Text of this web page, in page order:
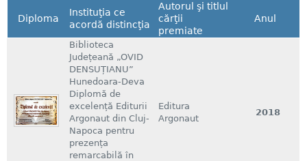
Diploma
Instituţia ce
acordă distincţia
Autorul şi titlul
cărţii
premiate
Anul
Biblioteca
Județeană „OVID
DENSUȚIANU”
Hunedoara-Deva
Diplomă de
excelență Editurii
Argonaut din Cluj-
Napoca pentru
prezența
remarcabilă în
Editura
Argonaut
2018